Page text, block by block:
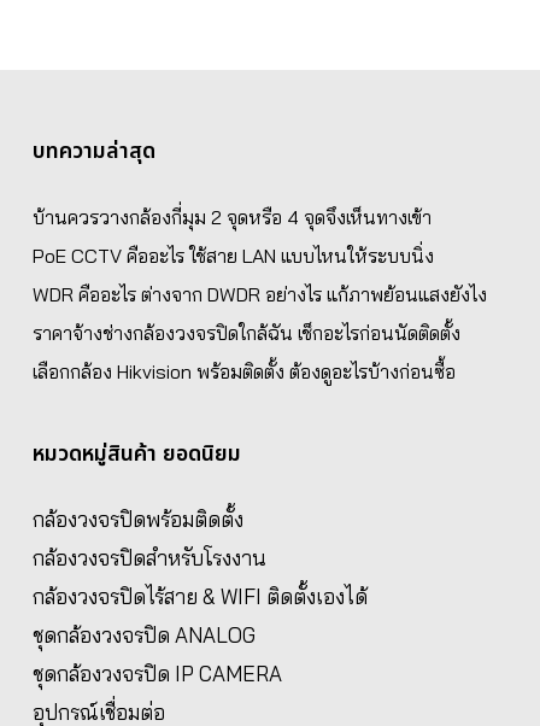
บทความล่าสุด
บ้านควรวางกล้องกี่มุม 2 จุดหรือ 4 จุดจึงเห็นทางเข้า
PoE CCTV คืออะไร ใช้สาย LAN แบบไหนให้ระบบนิ่ง
WDR คืออะไร ต่างจาก DWDR อย่างไร แก้ภาพย้อนแสงยังไง
ราคาจ้างช่างกล้องวงจรปิดใกล้ฉัน เช็กอะไรก่อนนัดติดตั้ง
เลือกกล้อง Hikvision พร้อมติดตั้ง ต้องดูอะไรบ้างก่อนซื้อ
หมวดหมู่สินค้า ยอดนิยม
กล้องวงจรปิดพร้อมติดตั้ง
กล้องวงจรปิดสำหรับโรงงาน
กล้องวงจรปิดไร้สาย & WIFI ติดตั้งเองได้
ชุดกล้องวงจรปิด ANALOG
ชุดกล้องวงจรปิด IP CAMERA
อุปกรณ์เชื่อมต่อ